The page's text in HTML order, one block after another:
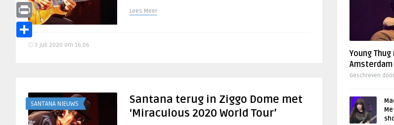
Lees Meer
3 juli 2020 om 16:06
SANTANA NIEUWS
Santana terug in Ziggo Dome met
‘Miraculous 2020 World Tour’
Young Thug
Geschreven door
X
Print
Delen